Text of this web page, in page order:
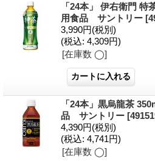
「24本」 伊右衛門
用食品 サントリー
3,990円(税別)
(税込: 4,309円)
[在庫数 ◯]
「24本」黒烏龍茶
品 サントリー
4,390円(税別)
(税込: 4,741円)
[在庫数 ◯]